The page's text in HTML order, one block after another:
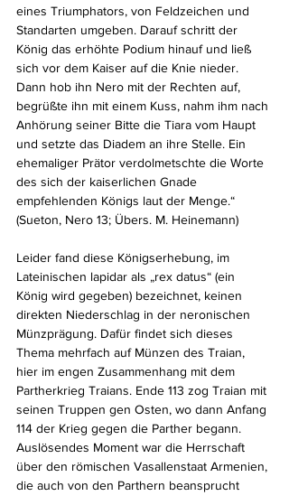
eines Triumphators, von Feldzeichen und
Standarten umgeben. Darauf schritt der
König das erhöhte Podium hinauf und ließ
sich vor dem Kaiser auf die Knie nieder.
Dann hob ihn Nero mit der Rechten auf,
begrüßte ihn mit einem Kuss, nahm ihm nach
Anhörung seiner Bitte die Tiara vom Haupt
und setzte das Diadem an ihre Stelle. Ein
ehemaliger Prätor verdolmetschte die Worte
des sich der kaiserlichen Gnade
empfehlenden Königs laut der Menge.“
(Sueton, Nero 13; Übers. M. Heinemann)
Leider fand diese Königserhebung, im
Lateinischen lapidar als „rex datus“ (ein
König wird gegeben) bezeichnet, keinen
direkten Niederschlag in der neronischen
Münzprägung. Dafür findet sich dieses
Thema mehrfach auf Münzen des Traian,
hier im engen Zusammenhang mit dem
Partherkrieg Traians. Ende 113 zog Traian mit
seinen Truppen gen Osten, wo dann Anfang
114 der Krieg gegen die Parther begann.
Auslösendes Moment war die Herrschaft
über den römischen Vasallenstaat Armenien,
die auch von den Parthern beansprucht